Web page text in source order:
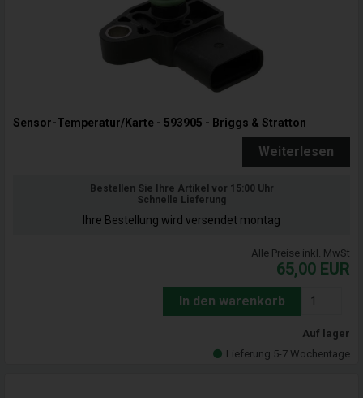
Sensor-Temperatur/Karte - 593905 - Briggs & Stratton
Weiterlesen
Bestellen Sie Ihre Artikel vor 15:00 Uhr
Schnelle Lieferung
Ihre Bestellung wird versendet montag
Alle Preise inkl. MwSt
65,00 EUR
In den warenkorb
Auf lager
Lieferung 5-7 Wochentage